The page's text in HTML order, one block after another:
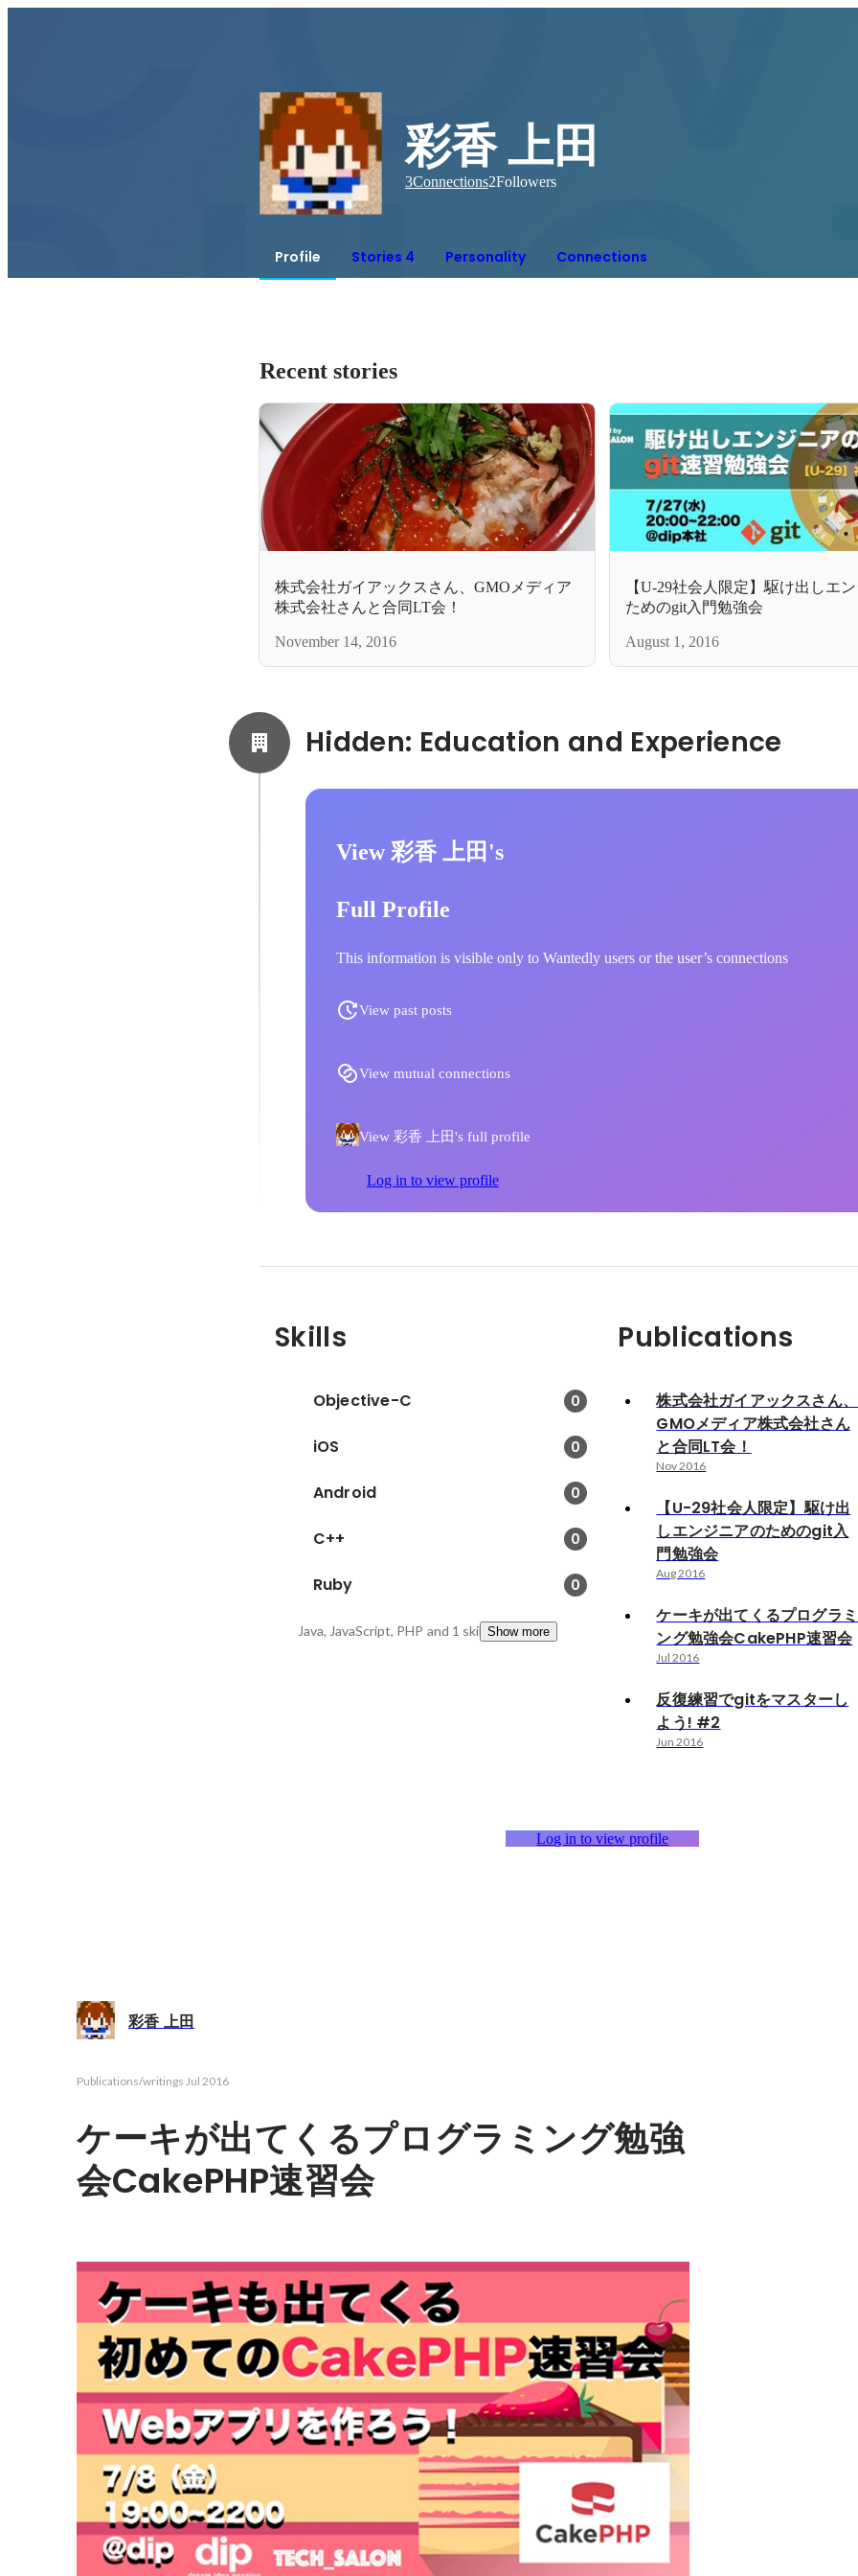
彩香 上田
3Connections2Followers
Profile Stories 4 Personality Connections
Recent stories
株式会社ガイアックスさん、GMOメディア
株式会社さんと合同LT会！
November 14, 2016
【U-29社会人限定】駆け出しエ
ためのgit入門勉強会
August 1, 2016
View 彩香 上田's
Full Profile
This information is visible only to Wantedly users or the user’s connections
View past posts
View mutual connections
View 彩香 上田's full profile
Log in to view profile
Skills
Objective-C 0
iOS 0
Android 0
C++ 0
Ruby 0
Java, JavaScript, PHP and 1 skillsShow more
Publications
株式会社ガイアックスさん、
GMOメディア株式会社さん
と合同LT会！
Nov 2016
【U-29社会人限定】駆け出
しエンジニアのためのgit入
門勉強会
Aug 2016
ケーキが出てくるプログラミ
ング勉強会CakePHP速習会
Jul 2016
反復練習でgitをマスターし
よう! #2
Jun 2016
Log in to view profile
彩香 上田
Publications/writings Jul 2016
ケーキが出てくるプログラミング勉強
会CakePHP速習会